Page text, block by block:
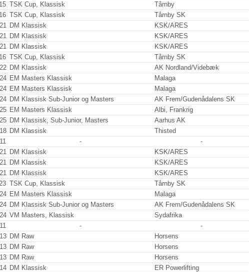
TSK Cup, Klassisk
Tårnby
TSK Cup, Klassisk
Tårnby SK
DM Klassisk
KSK/ARES
DM Klassisk
KSK/ARES
DM Klassisk
KSK/ARES
TSK Cup, Klassisk
Tårnby SK
DM Klassisk
AK Nordland/Videbæk
EM Masters Klassisk
Malaga
EM Masters Klassisk
Malaga
DM Klassisk Sub-Junior og Masters
AK Frem/Gudenådalens SK
EM Masters Klassisk
Albi, Frankrig
DM Klassisk, Sub-Junior, Masters
Aarhus AK
DM Klassisk
Thisted
-
-
DM Klassisk
KSK/ARES
DM Klassisk
KSK/ARES
DM Klassisk
KSK/ARES
TSK Cup, Klassisk
Tårnby SK
EM Masters Klassisk
Malaga
DM Klassisk Sub-Junior og Masters
AK Frem/Gudenådalens SK
VM Masters, Klassisk
Sydafrika
-
-
DM Raw
Horsens
DM Raw
Horsens
DM Raw
Horsens
DM Klassisk
ER Powerlifting